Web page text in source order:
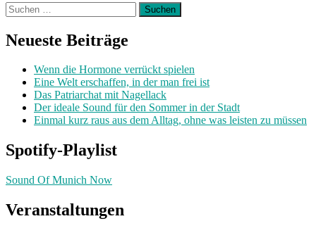
Suchen
nach:
Neueste Beiträge
Wenn die Hormone verrückt spielen
Eine Welt erschaffen, in der man frei ist
Das Patriarchat mit Nagellack
Der ideale Sound für den Sommer in der Stadt
Einmal kurz raus aus dem Alltag, ohne was leisten zu müssen
Spotify-Playlist
Sound Of Munich Now
Veranstaltungen